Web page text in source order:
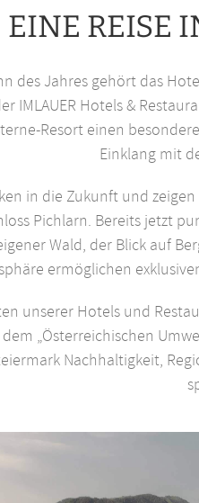
EINE REISE
des Jahres gehört das
IMLAUER Hotels &
Resort einen
Einklang mit
in die Zukunft und zeigen
Pichlarn. Bereits jetzt
Wald, der Blick auf
ermöglichen
unserer Hotels und
„Österreichischen
Nachhaltigkeit,